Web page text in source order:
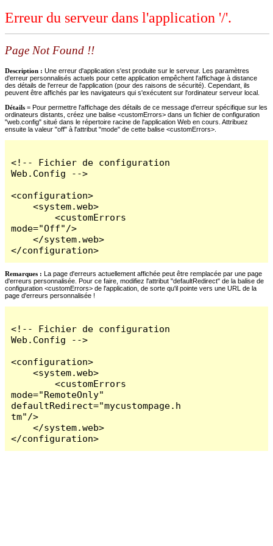
Erreur du serveur dans l'application '/'.
Page Not Found !!
Description : Une erreur d'application s'est produite sur le serveur. Les paramètres
d'erreur personnalisés actuels pour cette application empêchent l'affichage à distance
des détails de l'erreur de l'application (pour des raisons de sécurité). Cependant, ils
peuvent être affichés par les navigateurs qui s'exécutent sur l'ordinateur serveur local.
Détails = Pour permettre l'affichage des détails de ce message d'erreur spécifique sur les
ordinateurs distants, créez une balise <customErrors> dans un fichier de configuration
"web.config" situé dans le répertoire racine de l'application Web en cours. Attribuez
ensuite la valeur "off" à l'attribut "mode" de cette balise <customErrors>.
<!-- Fichier de configuration
Web.Config -->
<configuration>
    <system.web>
        <customErrors
mode="Off"/>
    </system.web>
</configuration>
Remarques : La page d'erreurs actuellement affichée peut être remplacée par une page
d'erreurs personnalisée. Pour ce faire, modifiez l'attribut "defaultRedirect" de la balise de
configuration <customErrors> de l'application, de sorte qu'il pointe vers une URL de la
page d'erreurs personnalisée !
<!-- Fichier de configuration
Web.Config -->
<configuration>
    <system.web>
        <customErrors
mode="RemoteOnly"
defaultRedirect="mycustompage.h
tm"/>
    </system.web>
</configuration>